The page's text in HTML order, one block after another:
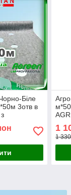
Біле
3отв в
1
1